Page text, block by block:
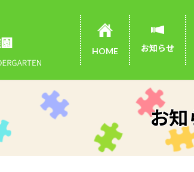
HOME お知らせ
お知